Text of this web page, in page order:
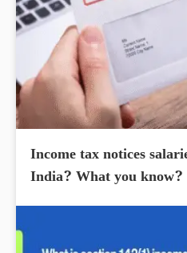
Income tax notices
India? What you know?